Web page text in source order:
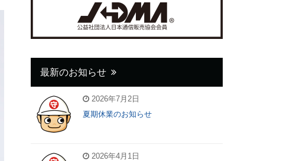
最新のお知らせ
2026年7月2日
夏期休業のお知らせ
2026年4月1日